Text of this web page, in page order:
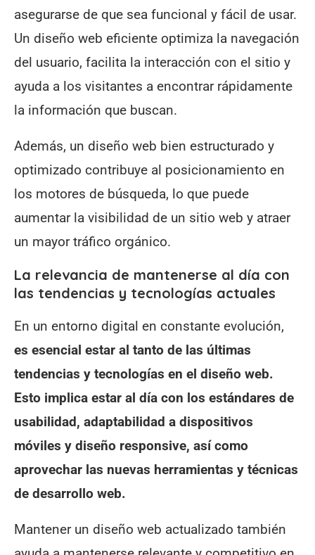
asegurarse de que sea funcional y fácil de usar.
Un diseño web eficiente optimiza la navegación
del usuario, facilita la interacción con el sitio y
ayuda a los visitantes a encontrar rápidamente
la información que buscan.
Además, un diseño web bien estructurado y
optimizado contribuye al posicionamiento en
los motores de búsqueda, lo que puede
aumentar la visibilidad de un sitio web y atraer
un mayor tráfico orgánico.
La relevancia de mantenerse al día con
las tendencias y tecnologías actuales
En un entorno digital en constante evolución,
es esencial estar al tanto de las últimas
tendencias y tecnologías en el diseño web.
Esto implica estar al día con los estándares de
usabilidad, adaptabilidad a dispositivos
móviles y diseño responsive, así como
aprovechar las nuevas herramientas y técnicas
de desarrollo web.
Mantener un diseño web actualizado también